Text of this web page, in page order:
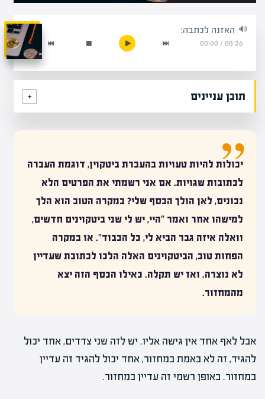
האזנה לכתבה:
08:26
/
00:00
תוכן עניינים
יכולות להיות טעויות בהעברת ביטקוין, דוגמת העברה
לכתובות שגויות. אם אני רשמתי את הפרטים הלא
נכונים, לאן הולך הכסף שלי? במקרה הטוב הוא הלך
למישהו אחר ואמר "היי, יש לי שני ביטקוינים חדשים,
וואלה איזה גבר הביא לי, כל הכבוד". או במקרה
הפחות טוב, הביטקוינים האלה הלכו לכתובת שעדיין
לא נוצרה. ואז יש תקלה. כאילו הכסף הזה יצא
מהמחזור.
אבל לאף אחד אין גישה אליו. יש לזה שני צדדים, אחד יכול
להגיד, זה לא באמת במחזור, אחד יכול להגיד זה עדיין
במחזור. באופן רשמי זה עדיין במחזור.